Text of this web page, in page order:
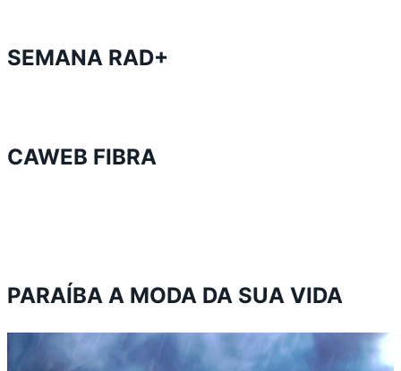
SEMANA RAD+
CAWEB FIBRA
PARAÍBA A MODA DA SUA VIDA